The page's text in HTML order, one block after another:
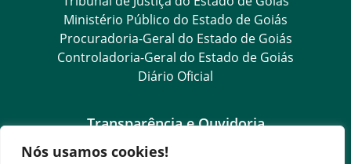
Nós usamos cookies!
Ministério Público do Estado de Goiás
Procuradoria-Geral do Estado de Goiás
Controladoria-Geral do Estado de Goiás
Diário Oficial
Transparência e Ouvidoria
LGPD